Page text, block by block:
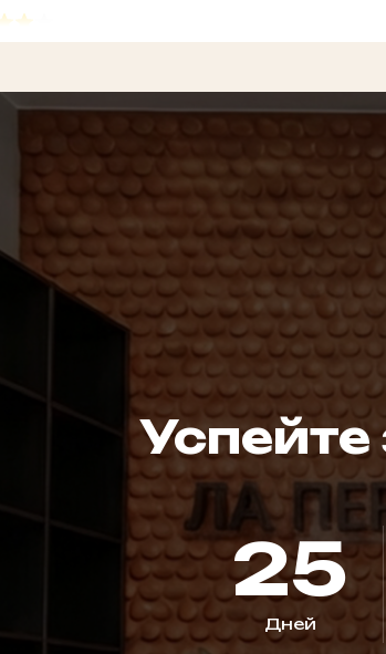
La Peregrina на карте Москвы — Яндекс Карты
25
Дней